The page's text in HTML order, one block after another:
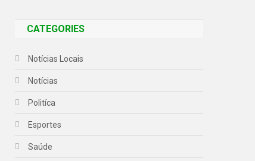
CATEGORIES
Notícias Locais
Notícias
Politíca
Esportes
Saúde